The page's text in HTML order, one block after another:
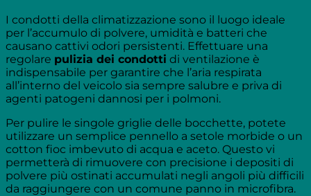
I condotti della climatizzazione sono il luogo ideale
per l’accumulo di polvere, umidità e batteri che
causano cattivi odori persistenti. Effettuare una
regolare pulizia dei condotti di ventilazione è
indispensabile per garantire che l’aria respirata
all’interno del veicolo sia sempre salubre e priva di
agenti patogeni dannosi per i polmoni.
Per pulire le singole griglie delle bocchette, potete
utilizzare un semplice pennello a setole morbide o un
cotton fioc imbevuto di acqua e aceto. Questo vi
permetterà di rimuovere con precisione i depositi di
polvere più ostinati accumulati negli angoli più difficili
da raggiungere con un comune panno in microfibra.